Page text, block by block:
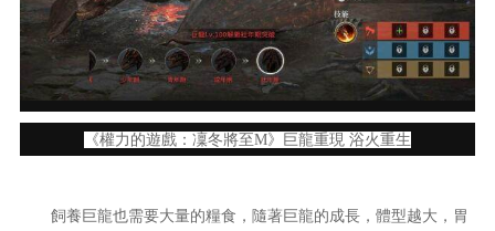
《權力的遊戲：凜冬將至M》巨龍重現 浴火重生
飼養巨龍也需要大量的糧食，隨著巨龍的成長，體型越大，胃